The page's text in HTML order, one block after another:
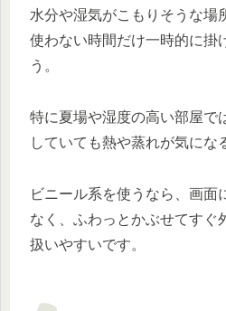
水分や湿気がこもりそうな場
使わない時間だけ一時的に掛
う。
特に夏場や湿度の高い部屋で
していても熱や蒸れが気にな
ビニール系を使うなら、画面
なく、ふわっとかぶせてすぐ
扱いやすいです。